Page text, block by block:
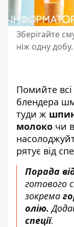
Зберігайте
ніж одну добу.
Помийте всі
блендера
туди ж
молоко чи
рятує від
Порада
готового
зокрема
олію.
спеції.